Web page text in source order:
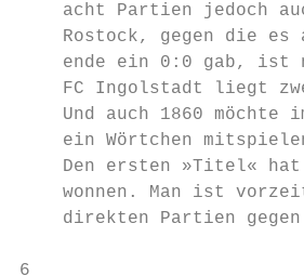
acht Partien jedoch
Rostock, gegen die es
ende ein 0:0 gab, ist
FC Ingolstadt liegt
Und auch 1860 möchte
ein Wörtchen
Den ersten »Titel«
wonnen. Man ist
direkten Partien
6